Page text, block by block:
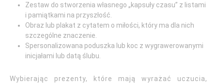
Zestaw do stworzenia własnego „kapsuły czasu” z listami
i pamiątkami na przyszłość.
Obraz lub plakat z cytatem o miłości, który ma dla nich
szczególne znaczenie.
Spersonalizowana poduszka lub koc z wygrawerowanymi
inicjałami lub datą ślubu.
Wybierając prezenty, które mają wyrażać uczucia,